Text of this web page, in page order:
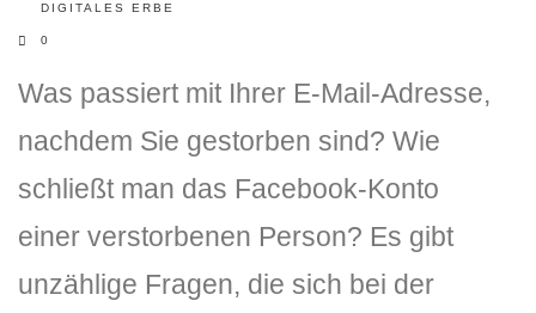
Digitaler Nachlass
DLH Stick – Sicherheitskonzept
DIGITALES ERBE
0
Was passiert mit Ihrer E-Mail-Adresse,
nachdem Sie gestorben sind? Wie
schließt man das Facebook-Konto
einer verstorbenen Person? Es gibt
unzählige Fragen, die sich bei der